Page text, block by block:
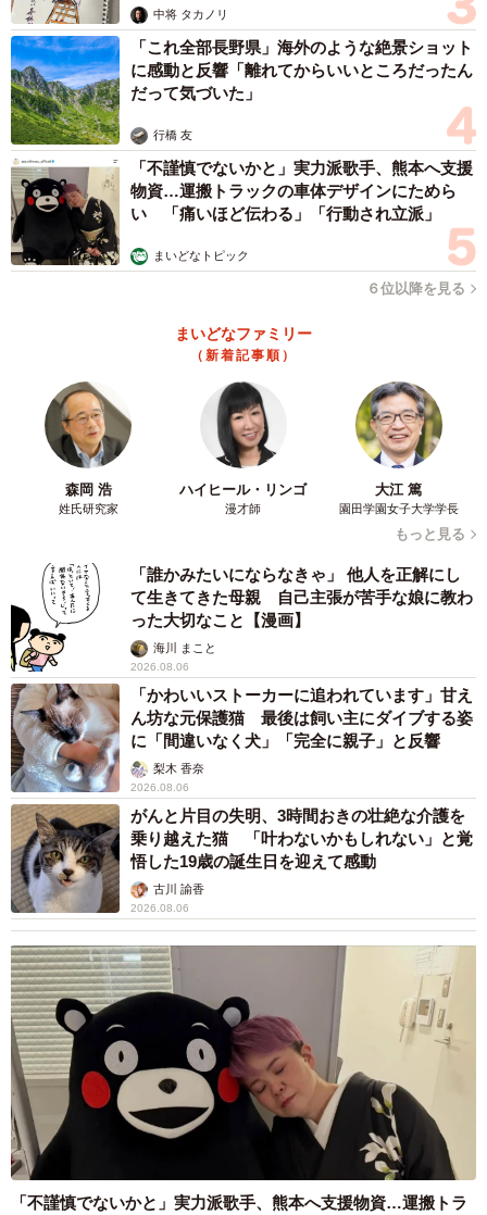
中将 タカノリ
「これ全部長野県」海外のような絶景ショット
に感動と反響「離れてからいいところだったん
だって気づいた」
行橋 友
「不謹慎でないかと」実力派歌手、熊本へ支援
物資…運搬トラックの車体デザインにためら
い 「痛いほど伝わる」「行動され立派」
まいどなトピック
６位以降を見る
まいどなファミリー
（新着記事順）
森岡 浩
姓氏研究家
ハイヒール・リンゴ
漫才師
大江 篤
園田学園女子大学学長
もっと見る
「誰かみたいにならなきゃ」 他人を正解にし
て生きてきた母親 自己主張が苦手な娘に教わ
った大切なこと【漫画】
海川 まこと
2026.08.06
「かわいいストーカーに追われています」甘え
ん坊な元保護猫 最後は飼い主にダイブする姿
に「間違いなく犬」「完全に親子」と反響
梨木 香奈
2026.08.06
がんと片目の失明、3時間おきの壮絶な介護を
乗り越えた猫 「叶わないかもしれない」と覚
悟した19歳の誕生日を迎えて感動
古川 諭香
2026.08.06
「不謹慎でないかと」実力派歌手、熊本へ支援物資…運搬トラ